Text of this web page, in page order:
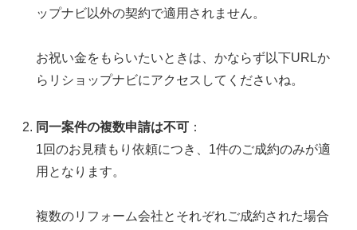
ップナビ以外の契約で適用されません。
お祝い金をもらいたいときは、かならず以下URLか
らリショップナビにアクセスしてくださいね。
同一案件の複数申請は不可 ：
1回のお見積もり依頼につき、1件のご成約のみが適
用となります。
複数のリフォーム会社とそれぞれご成約された場合